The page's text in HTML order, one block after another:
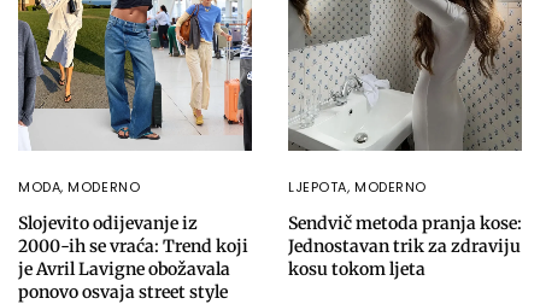
MODA,MODERNO
Slojevito odijevanje iz
2000-ih se vraća: Trend koji
je Avril Lavigne obožavala
ponovo osvaja street style
LJEPOTA, MODERNO
Sendvič metoda pranja kose:
Jednostavan trik za zdraviju
kosu tokom ljeta